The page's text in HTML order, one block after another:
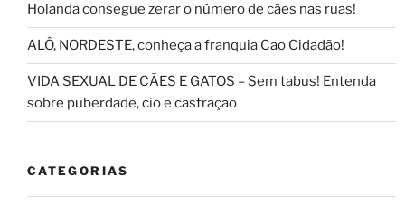
Holanda consegue zerar o número de cães nas ruas!
ALÔ, NORDESTE, conheça a franquia Cao Cidadão!
VIDA SEXUAL DE CÃES E GATOS – Sem tabus! Entenda
sobre puberdade, cio e castração
CATEGORIAS